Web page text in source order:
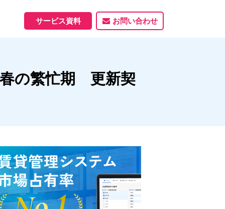
サービス一覧
制作実績
ホームページ制作実績
資料ダウンロード
サービス資料 お問い合わせ
の繁忙期 更新契